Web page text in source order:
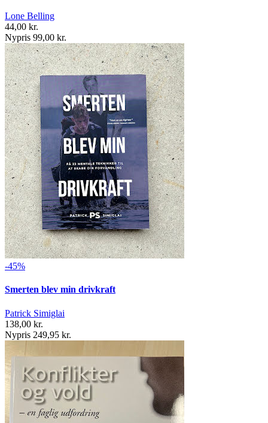
Lone Belling
44,00 kr.
Nypris 99,00 kr.
-45%
Smerten blev min drivkraft
Patrick Simiglai
138,00 kr.
Nypris 249,95 kr.